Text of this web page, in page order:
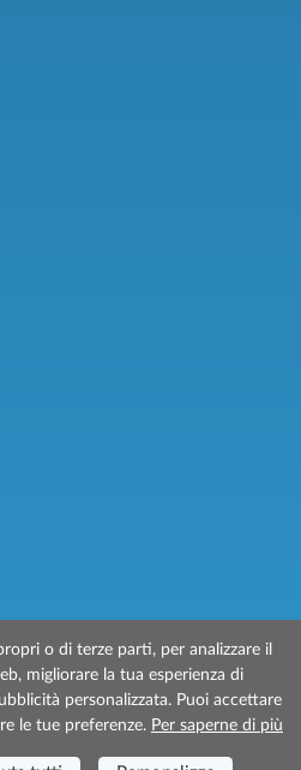
o di terze parti, per analizzare il
migliorare la tua esperienza di
personalizzata. Puoi accettare
le tue preferenze. Per saperne di più